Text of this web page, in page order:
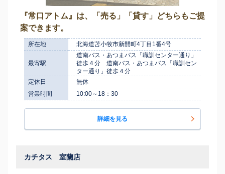
『常口アトム』は、「売る」「貸す」どちらもご提
案できます。
所在地 北海道苫小牧市新開町4丁目1番4号
最寄駅
道南バス・あつまバス「職訓センター通り」
徒歩４分 道南バス・あつまバス「職訓セン
ター通り」徒歩４分
定休日
無休
営業時間
10:00～18：30
詳細を見る
カチタス 室蘭店